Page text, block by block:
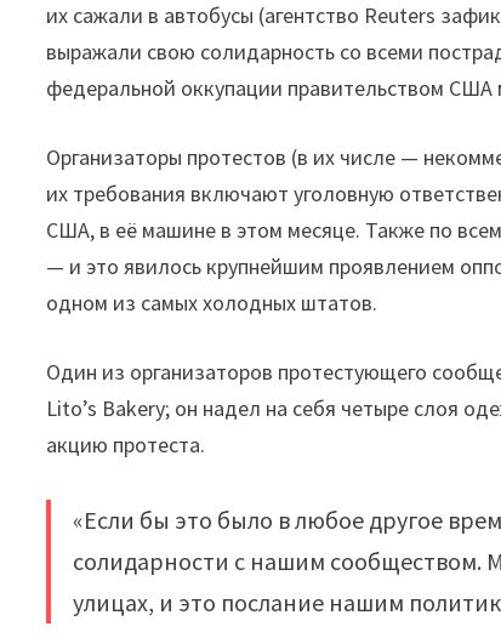
их сажали в автобусы (агентство Reuters
выражали свою солидарность со всеми
федеральной оккупации правительством США
Организаторы протестов (в их числе —
их требования включают уголовную
США, в её машине в этом месяце. Также по
— и это явилось крупнейшим проявлением
одном из самых холодных штатов.
Один из организаторов протестующего
Lito’s Bakery; он надел на себя четыре слоя
акцию протеста.
«Если бы это было в любое другое
солидарности с нашим сообществом.
улицах, и это послание нашим